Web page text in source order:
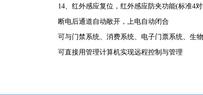
14、 红外感应复位，红外感应防夹功能(标准4
断电后通道自动敞开，上电自动闭合
可与门禁系统、消费系统、电子门票系统、生
可直接用管理计算机实现远程控制与管理